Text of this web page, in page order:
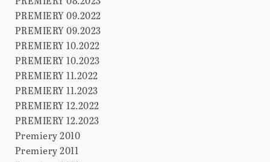
PREMIERY 09.2022
PREMIERY 09.2023
PREMIERY 10.2022
PREMIERY 10.2023
PREMIERY 11.2022
PREMIERY 11.2023
PREMIERY 12.2022
PREMIERY 12.2023
Premiery 2010
Premiery 2011